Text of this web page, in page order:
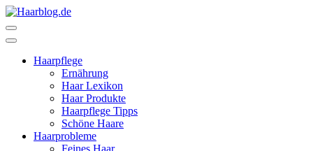
Zum
Inhalt
springen
drücken)Haarpflege
Ernährung
Haar Lexikon
Haar Produkte
Haarpflege Tipps
Schöne Haare
Haarprobleme
Feines Haar